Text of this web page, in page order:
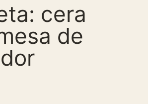
cera
de